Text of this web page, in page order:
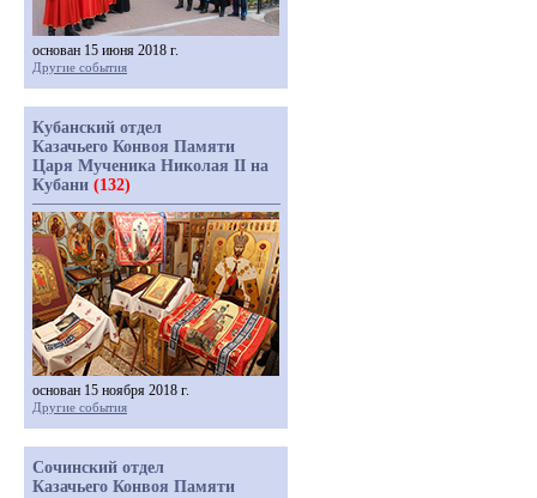
основан 15 июня 2018 г.
Другие события
Кубанский отдел
Казачьего Конвоя Памяти
Царя Мученика Николая II на
Кубани (132)
основан 15 ноября 2018 г.
Другие события
Сочинский отдел
Казачьего Конвоя Памяти